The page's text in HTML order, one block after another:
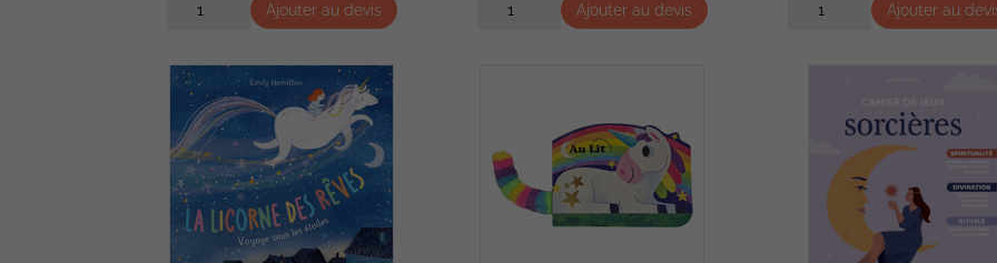
Ajouter au devis Ajouter au devis Ajouter au